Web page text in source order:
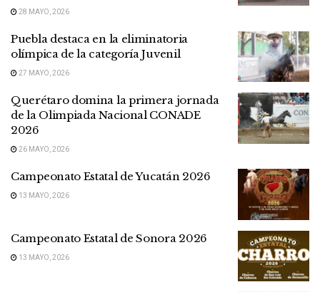
28 MAYO, 2026
Puebla destaca en la eliminatoria
olímpica de la categoría Juvenil
27 MAYO, 2026
Querétaro domina la primera jornada
de la Olimpiada Nacional CONADE
2026
26 MAYO, 2026
Campeonato Estatal de Yucatán 2026
13 MAYO, 2026
Campeonato Estatal de Sonora 2026
13 MAYO, 2026